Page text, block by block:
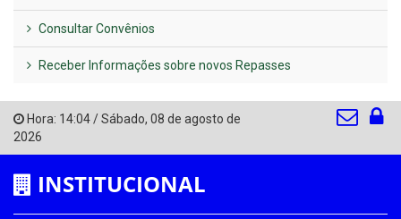
Consultar Convênios
Receber Informações sobre novos Repasses
Hora: 14:04/Sábado, 08 de agosto de
2026
INSTITUCIONAL